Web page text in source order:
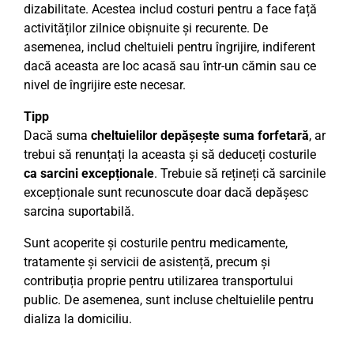
dizabilitate. Acestea includ costuri pentru a face față
activităților zilnice obișnuite și recurente. De
asemenea, includ cheltuieli pentru îngrijire, indiferent
dacă aceasta are loc acasă sau într-un cămin sau ce
nivel de îngrijire este necesar.
Tipp
Dacă suma cheltuielilor depășește suma forfetară, ar
trebui să renunțați la aceasta și să deduceți costurile
ca sarcini excepționale. Trebuie să rețineți că sarcinile
excepționale sunt recunoscute doar dacă depășesc
sarcina suportabilă.
Sunt acoperite și costurile pentru medicamente,
tratamente și servicii de asistență, precum și
contribuția proprie pentru utilizarea transportului
public. De asemenea, sunt incluse cheltuielile pentru
dializa la domiciliu.